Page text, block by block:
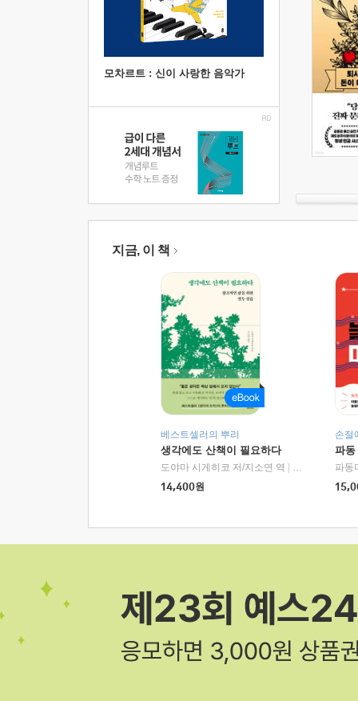
모차르트 : 신이 사랑한 음악가
지금, 이 책
베스트셀러의 뿌리
생각에도 산책이 필요하다
도야마 시게히코 저/지소연 역
알에이치코리
14,400원
손절
파동
파동